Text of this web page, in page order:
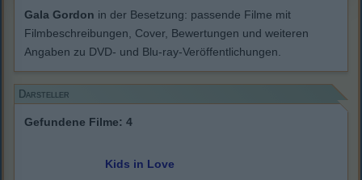
Gala Gordon in der Besetzung: passende Filme mit
Filmbeschreibungen, Cover, Bewertungen und weiteren
Angaben zu DVD- und Blu-ray-Veröffentlichungen.
Darsteller
Gefundene Filme: 4
Kids in Love